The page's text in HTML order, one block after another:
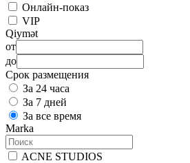
Онлайн-показ
VIP
Qiymət
от
до
Срок размещения
За 24 часа
За 7 дней
За все время
Marka
ACNE STUDIOS